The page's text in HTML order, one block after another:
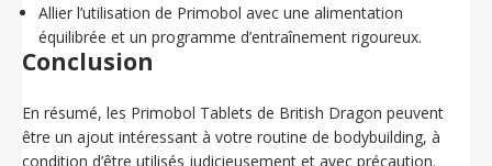
Allier l’utilisation de Primobol avec une alimentation
équilibrée et un programme d’entraînement rigoureux.
Conclusion
En résumé, les Primobol Tablets de British Dragon peuvent
être un ajout intéressant à votre routine de bodybuilding, à
condition d’être utilisés judicieusement et avec précaution.